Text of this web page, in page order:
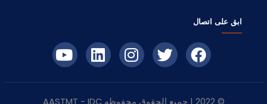
ابق على اتصال
© 2022 | جميع الحقوق محفوظه IDC
- AASTMT